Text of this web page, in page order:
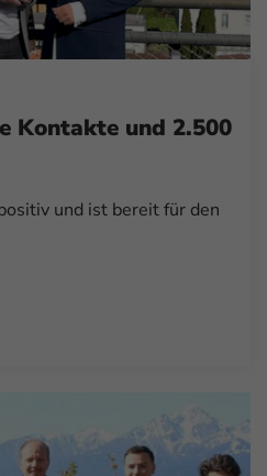
Kontakte und 2.500
und ist bereit für den